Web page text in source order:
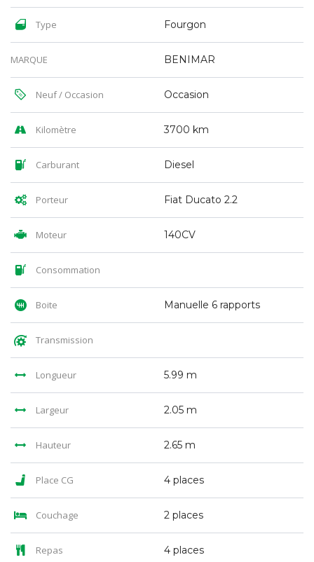
Type Fourgon
MARQUE BENIMAR
Neuf / Occasion Occasion
Kilomètre 3700 km
Carburant Diesel
Porteur Fiat Ducato 2.2
Moteur 140CV
Consommation
Boite Manuelle 6 rapports
Transmission
Longueur 5.99 m
Largeur 2.05 m
Hauteur 2.65 m
Place CG 4 places
Couchage 2 places
Repas 4 places